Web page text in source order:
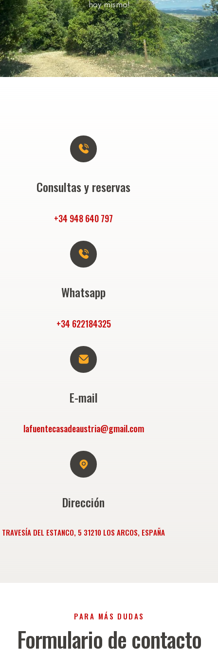
hoy mismo!
Consultas y reservas
+34 948640797
Whatsapp
+34 622184325
E-mail
lafuentecasadeaustria@gmail.com
Dirección
TRAVESÍA DEL ESTANCO, 5 31210 LOS ARCOS, ESPAÑA
PARA MÁS D UDAS
Formulariodecontacto